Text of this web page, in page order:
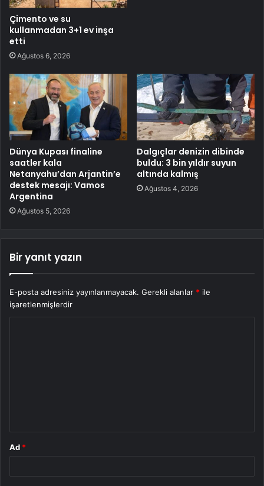
Çimento ve su
kullanmadan 3+1 ev inşa
etti
Ağustos 6, 2026
Dünya Kupası finaline
saatler kala
Netanyahu’dan Arjantin’e
destek mesajı: Vamos
Argentina
Ağustos 5, 2026
Dalgıçlar denizin dibinde
buldu: 3 bin yıldır suyun
altında kalmış
Ağustos 4, 2026
Bir yanıt yazın
E-posta adresiniz yayınlanmayacak. Gerekli alanlar * ile
işaretlenmişlerdir
Ad *